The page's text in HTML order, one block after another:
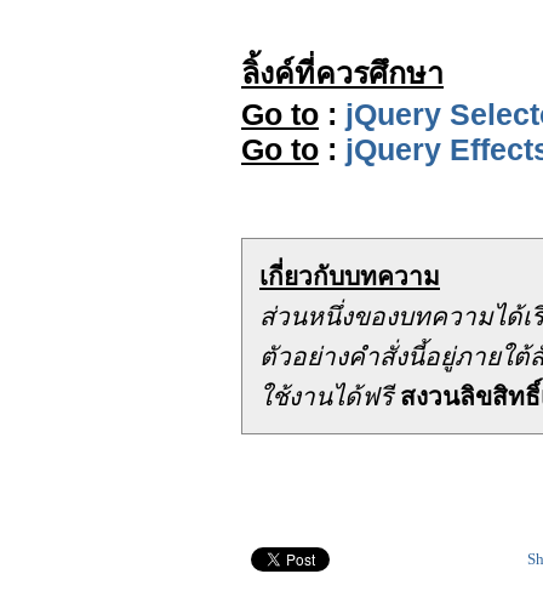
ลิ้งค์ที่ควรศึกษา
Go to : jQuery
Go to : jQuery
เกี่ยวกับบทความ
ส่วนหนึ่งของบทความได้เ
ตัวอย่างคำสั่งนี้อยู่ภาย
ใช้งานได้ฟรีสงวนลิขสิทธิ์